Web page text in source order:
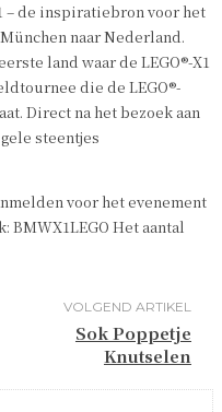
– de inspiratiebron voor het
naar Nederland.
land waar de LEGO®-X1
die de LEGO®-
Direct na het bezoek aan
steentjes
voor het evenement
BMWX1LEGO Het aantal
VOLGEND ARTIKEL
Sok Poppetje
Knutselen